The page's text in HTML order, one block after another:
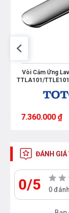
Vòi Cảm Ứng
TTLA101/
7.360.000 ₫
ĐÁNH GIÁ
0/5 0